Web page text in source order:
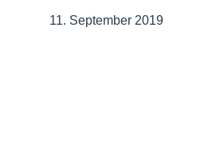
11. September 2019